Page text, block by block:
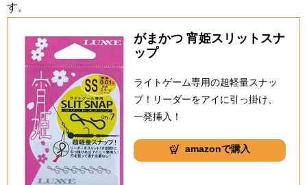
す。
がまかつ 宵姫スリットスナ
ップ
ライトゲーム専用の超軽量スナッ
プ！リーダーをアイに引っ掛け、
一発挿入！
amazonで購入